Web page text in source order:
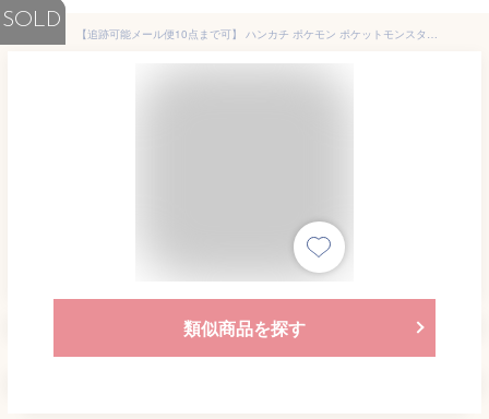
SOLD
【追跡可能メール便10点まで可】 ハンカチ ポケモン ポケットモンスター おてふき キャラクターハンカチ キャラクター 子供 キッズ 園児 子供ハンカチ 男の子 男児 日本製 黄色 イエロー 4060 4061
類似商品を探す